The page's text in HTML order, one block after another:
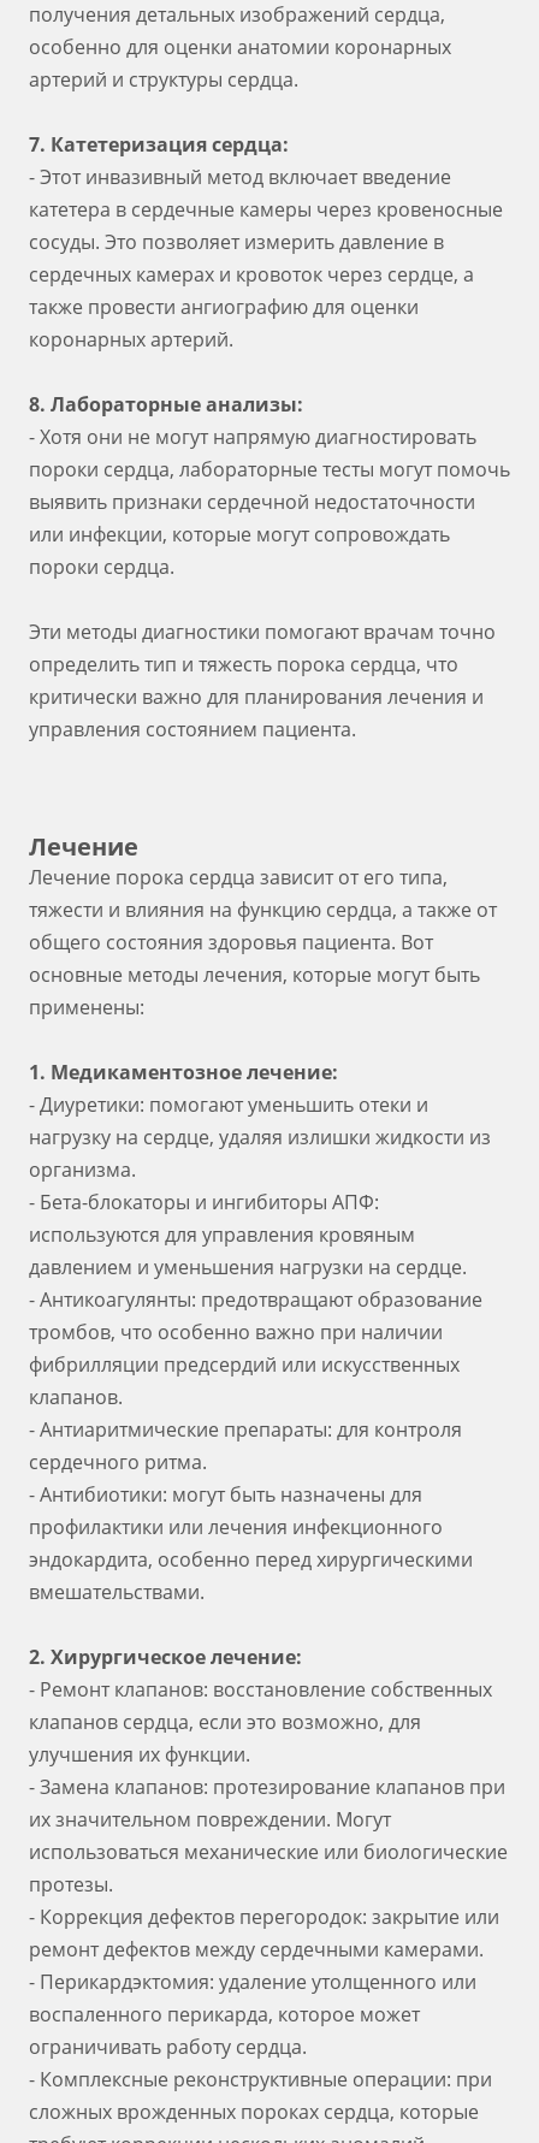
получения детальных изображений сердца,
особенно для оценки анатомии коронарных
артерий и структуры сердца.
7. Катетеризация сердца:
- Этот инвазивный метод включает введение
катетера в сердечные камеры через кровеносные
сосуды. Это позволяет измерить давление в
сердечных камерах и кровоток через сердце, а
также провести ангиографию для оценки
коронарных артерий.
8. Лабораторные анализы:
- Хотя они не могут напрямую диагностировать
пороки сердца, лабораторные тесты могут помочь
выявить признаки сердечной недостаточности
или инфекции, которые могут сопровождать
пороки сердца.
Эти методы диагностики помогают врачам точно
определить тип и тяжесть порока сердца, что
критически важно для планирования лечения и
управления состоянием пациента.
Лечение
Лечение порока сердца зависит от его типа,
тяжести и влияния на функцию сердца, а также от
общего состояния здоровья пациента. Вот
основные методы лечения, которые могут быть
применены:
1. Медикаментозное лечение:
- Диуретики: помогают уменьшить отеки и
нагрузку на сердце, удаляя излишки жидкости из
организма.
- Бета-блокаторы и ингибиторы АПФ:
используются для управления кровяным
давлением и уменьшения нагрузки на сердце.
- Антикоагулянты: предотвращают образование
тромбов, что особенно важно при наличии
фибрилляции предсердий или искусственных
клапанов.
- Антиаритмические препараты: для контроля
сердечного ритма.
- Антибиотики: могут быть назначены для
профилактики или лечения инфекционного
эндокардита, особенно перед хирургическими
вмешательствами.
2. Хирургическое лечение:
- Ремонт клапанов: восстановление собственных
клапанов сердца, если это возможно, для
улучшения их функции.
- Замена клапанов: протезирование клапанов при
их значительном повреждении. Могут
использоваться механические или биологические
протезы.
- Коррекция дефектов перегородок: закрытие или
ремонт дефектов между сердечными камерами.
- Перикардэктомия: удаление утолщенного или
воспаленного перикарда, которое может
ограничивать работу сердца.
- Комплексные реконструктивные операции: при
сложных врожденных пороках сердца, которые